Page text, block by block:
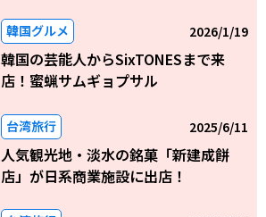
韓国グルメ 2026/1/19
韓国の芸能人からSixTONESまで来
店！蜜蝋サムギョプサル
台湾旅行 2025/6/11
人気観光地・淡水の銘菓「新建成餅
店」が日系商業施設に出店！